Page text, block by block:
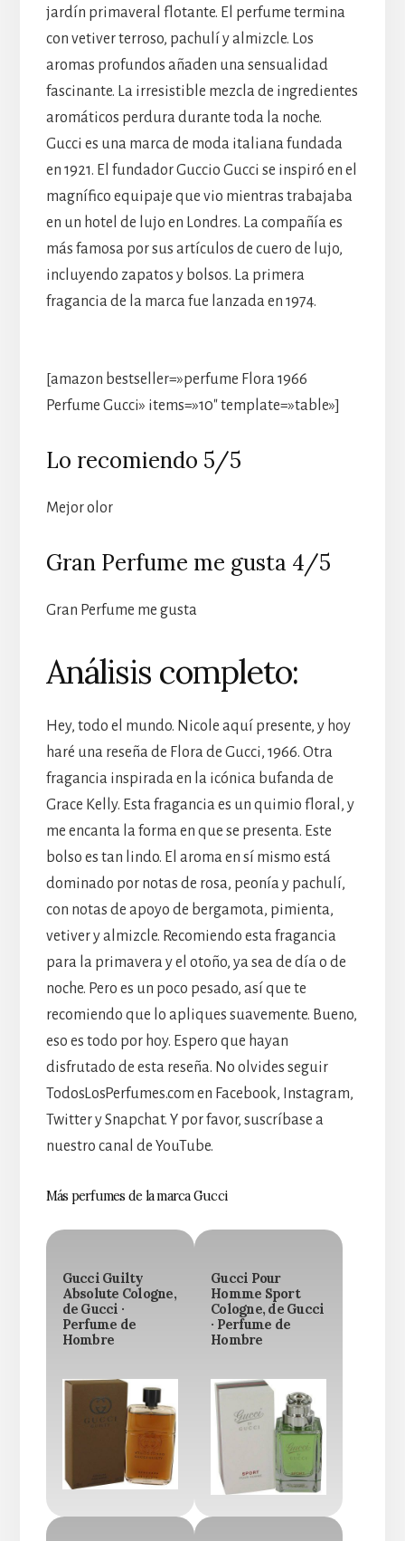
jardín primaveral flotante. El perfume termina
con vetiver terroso, pachulí y almizcle. Los
aromas profundos añaden una sensualidad
fascinante. La irresistible mezcla de ingredientes
aromáticos perdura durante toda la noche.
Gucci es una marca de moda italiana fundada
en 1921. El fundador Guccio Gucci se inspiró en el
magnífico equipaje que vio mientras trabajaba
en un hotel de lujo en Londres. La compañía es
más famosa por sus artículos de cuero de lujo,
incluyendo zapatos y bolsos. La primera
fragancia de la marca fue lanzada en 1974.
[amazon bestseller=»perfume Flora 1966
Perfume Gucci» items=»10″ template=»table»]
Lo recomiendo 5/5
Mejor olor
Gran Perfume me gusta 4/5
Gran Perfume me gusta
Análisis completo:
Hey, todo el mundo. Nicole aquí presente, y hoy
haré una reseña de Flora de Gucci, 1966. Otra
fragancia inspirada en la icónica bufanda de
Grace Kelly. Esta fragancia es un quimio floral, y
me encanta la forma en que se presenta. Este
bolso es tan lindo. El aroma en sí mismo está
dominado por notas de rosa, peonía y pachulí,
con notas de apoyo de bergamota, pimienta,
vetiver y almizcle. Recomiendo esta fragancia
para la primavera y el otoño, ya sea de día o de
noche. Pero es un poco pesado, así que te
recomiendo que lo apliques suavemente. Bueno,
eso es todo por hoy. Espero que hayan
disfrutado de esta reseña. No olvides seguir
TodosLosPerfumes.com en Facebook, Instagram,
Twitter y Snapchat. Y por favor, suscríbase a
nuestro canal de YouTube.
Más perfumes de la marca Gucci
Gucci Guilty
Absolute Cologne,
de Gucci ·
Perfume de
Hombre
Gucci Pour
Homme Sport
Cologne, de Gucci
· Perfume de
Hombre